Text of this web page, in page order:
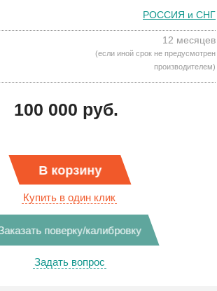
РОССИЯ и СНГ
12 месяцев
(если иной срок не предусмотрен
производителем)
100 000 руб.
В корзину
Купить в один клик
поверку/калибровку
Задать вопрос